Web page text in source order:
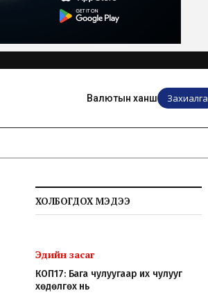
Валютын ханш Захиалга
ХОЛБОГДОХ МЭДЭЭ
Эдийн засаг
КОП17: Бага чулуугаар их чулууг
хөдөлгөх нь